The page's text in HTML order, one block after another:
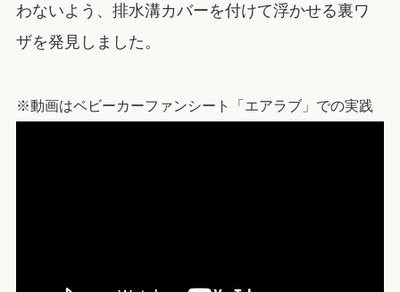
わないよう、排水溝カバーを付けて浮かせる裏ワ
ザを発見しました。
※動画はベビーカーファンシート「エアラブ」での実践